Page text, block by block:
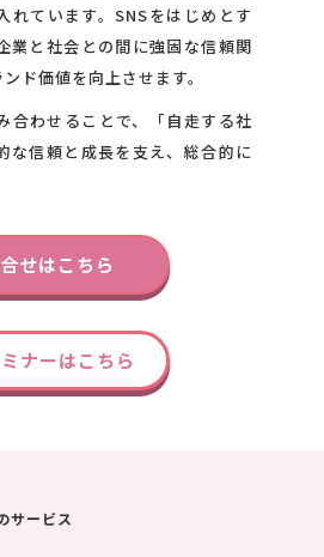
れています。SNSをはじめとす
業と社会との間に強固な信頼関
ド価値を向上させます。
合わせることで、「自走する社
な信頼と成長を支え、総合的に
せはこちら
ナーはこちら
サービス